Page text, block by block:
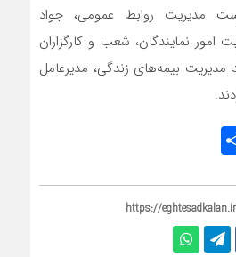
مدیریت روابط عمومی، جواد
امور نمایندگان، شعب و کارگزاران
مدیریت بیمه‌های زندگی، مدیرعامل
https://